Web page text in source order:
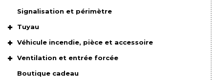
Signalisation et périmètre
Tuyau
Véhicule incendie, pièce et accessoire
Ventilation et entrée forcée
Boutique cadeau